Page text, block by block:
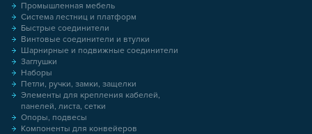
Промышленная мебель
Система лестниц и платформ
Быстрые соединители
Винтовые соединители и втулки
Шарнирные и подвижные соединители
Заглушки
Наборы
Петли, ручки, замки, защелки
Элементы для крепления кабелей,
панелей, листа, сетки
Опоры, подвесы
Компоненты для конвейеров